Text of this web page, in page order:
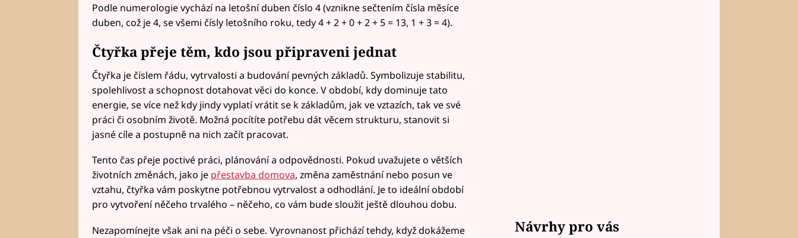
Podle numerologie vychází na letošní duben číslo 4 (vznikne sečtením čísla měsíce
duben, což je 4, se všemi čísly letošního roku, tedy 4 + 2 + 0 + 2 + 5 = 13, 1 + 3 = 4).
Čtyřka přeje těm, kdo jsou připraveni jednat
Čtyřka je číslem řádu, vytrvalosti a budování pevných základů. Symbolizuje stabilitu,
spolehlivost a schopnost dotahovat věci do konce. V období, kdy dominuje tato
energie, se více než kdy jindy vyplatí vrátit se k základům, jak ve vztazích, tak ve své
práci či osobním životě. Možná pocítíte potřebu dát věcem strukturu, stanovit si
jasné cíle a postupně na nich začít pracovat.
Tento čas přeje poctivé práci, plánování a odpovědnosti. Pokud uvažujete o větších
životních změnách, jako je přestavba domova, změna zaměstnání nebo posun ve
vztahu, čtyřka vám poskytne potřebnou vytrvalost a odhodlání. Je to ideální období
pro vytvoření něčeho trvalého – něčeho, co vám bude sloužit ještě dlouhou dobu.
Nezapomínejte však ani na péči o sebe. Vyrovnanost přichází tehdy, když dokážeme
Návrhy pro vás